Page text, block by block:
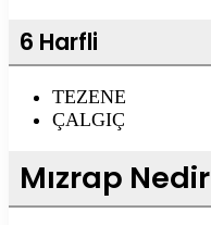
6 Harfli
TEZENE
ÇALGIÇ
Mızrap